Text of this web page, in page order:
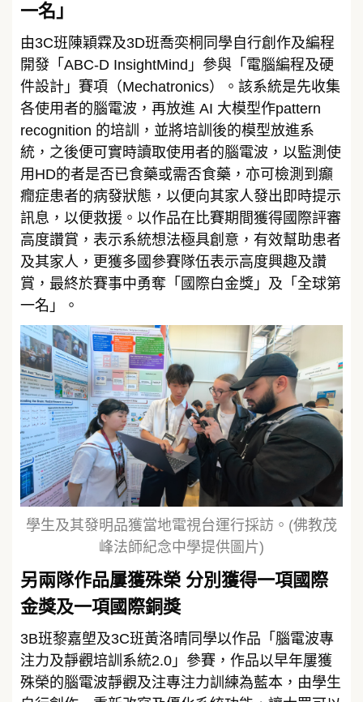
一名」
由3C班陳穎霖及3D班喬奕桐同學自行創作及編程
開發「ABC-D InsightMind」參與「電腦編程及硬
件設計」賽項（Mechatronics）。該系統是先收集
各使用者的腦電波，再放進 AI 大模型作pattern
recognition 的培訓，並將培訓後的模型放進系
統，之後便可實時讀取使用者的腦電波，以監測使
用HD的者是否已食藥或需否食藥，亦可檢測到癲
癇症患者的病發狀態，以便向其家人發出即時提示
訊息，以便救援。以作品在比賽期間獲得國際評審
高度讚賞，表示系統想法極具創意，有效幫助患者
及其家人，更獲多國參賽隊伍表示高度興趣及讚
賞，最終於賽事中勇奪「國際白金獎」及「全球第
一名」。
學生及其發明品獲當地電視台運行採訪。(佛教茂
峰法師紀念中學提供圖片)
另兩隊作品屢獲殊榮 分別獲得一項國際
金獎及一項國際銅獎
3B班黎嘉塱及3C班黃洛晴同學以作品「腦電波專
注力及靜觀培訓系統2.0」參賽，作品以早年屢獲
殊榮的腦電波靜觀及注專注力訓練為藍本，由學生